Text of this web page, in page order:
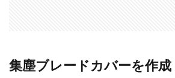
集塵ブレードカバーを作成